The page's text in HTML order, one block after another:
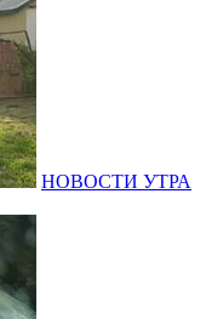
НОВОСТИ УТРА